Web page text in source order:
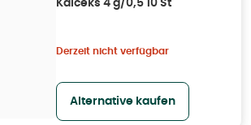
Kalceks 4 g/0,5 10 St
Derzeit nicht verfügbar
Alternative kaufen